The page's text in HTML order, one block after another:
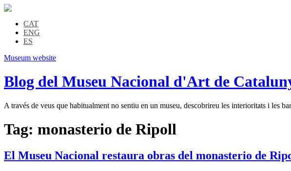
CAT
ENG
ES
Museum website
Blog del Museu Nacional d'Art de
A través de veus que habitualment no sentiu en un museu, descobrireu les interioritats i les
Tag: monasterio de Ripoll
El Museu Nacional restaura obras del monasterio de